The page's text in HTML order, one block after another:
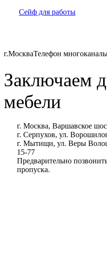
Сейф для работы
г.МоскваТелефон
Заключаем
мебели
г. Москва, Варшавское
г. Серпухов, ул.
г. Мытищи, ул. Веры
15-77
Предварительно
пропуска.